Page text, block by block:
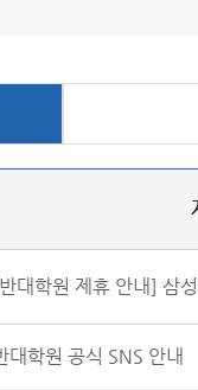
대학원 제휴 안내] 삼
대학원 공식 SNS 안내